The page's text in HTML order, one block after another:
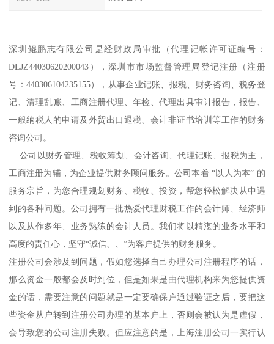
深圳鲲鹏志有限公司是经财政局审批（代理记帐许可证编号：
DLJZ44030620200043），深圳市市场监督管理局登记注册（注册
号：440306104235155），从事企业记账、报税、财务咨询、税务登
记、清理乱账、工商注册代理、年检、代理出具审计报告，报告、
一般纳税人的申请及外贸出口退税、会计非证书培训等工作的财务
咨询公司。
公司以财务管理、税收筹划、会计咨询、代理记账、报税为主，
工商注册为辅，为企业提供财务顾问服务。公司本着 “以人为本” 的
服务宗旨，为您合理规划财务、税收、投资，帮您轻松解决从中遇
到的各种问题。公司拥有一批热爱代理财税工作的会计师、经济师
以及从作多年、业务熟练的会计人员。我们将以精湛的业务水平和
高度的责任心，坚守“诚信、、”为客户提供的财务服务。
注册公司会涉及到问题，假如您选择自己办理公司注册程序的话，
那么资金一般都会及时到位，但是如果是由代理机构来为您提供资
金的话，需要注意的问题就是一定要确保户通过验证之后，要把这
些资金从户转到注册公司办理的基本户上，否则会被认为是虚假，
会导致您的公司注册失败。但应注意的是，上海注册公司一实行认